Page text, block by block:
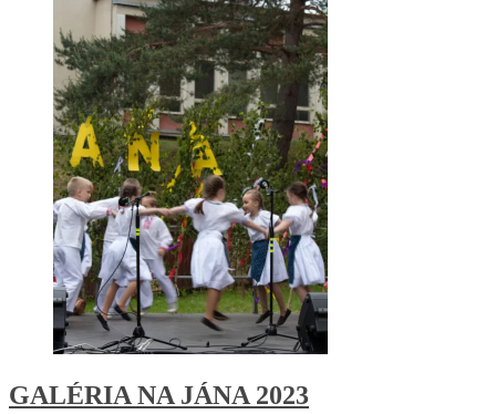
GALÉRIA NA JÁNA 2023